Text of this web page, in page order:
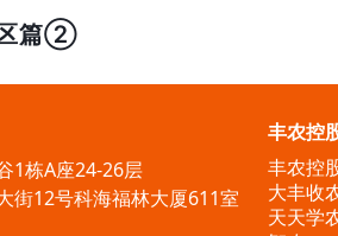
区篇②
1栋A座24-26层
街12号科海福林大厦611室
丰农控
丰农控
大丰收
天天学